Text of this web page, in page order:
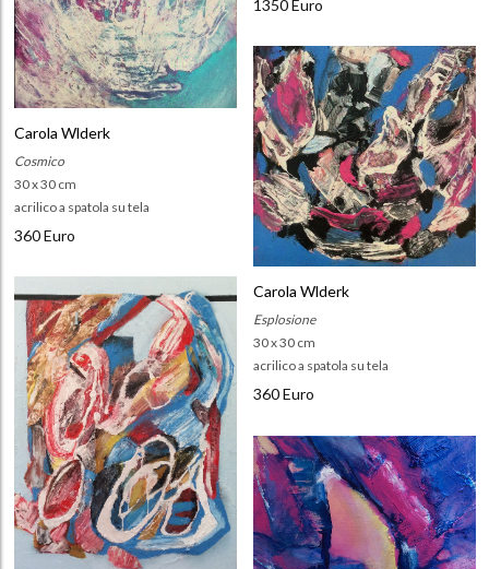
1350 Euro
Carola Wlderk
Cosmico
30 x 30 cm
acrilico a spatola su tela
360 Euro
Carola Wlderk
Esplosione
30 x 30 cm
acrilico a spatola su tela
360 Euro